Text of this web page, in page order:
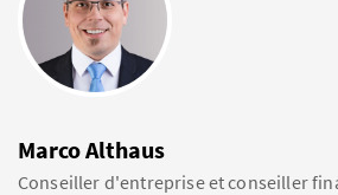
Marco Althaus
Conseiller d'entreprise et conseiller